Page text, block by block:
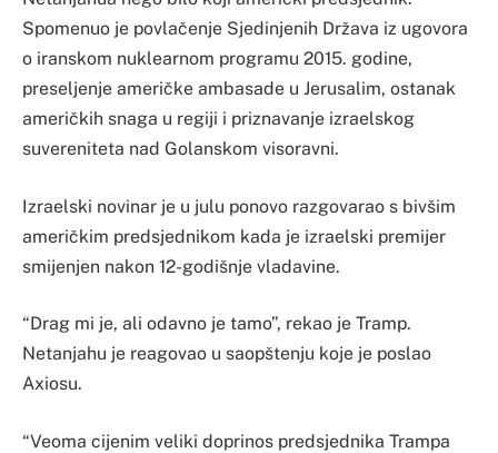
Spomenuo je povlačenje Sjedinjenih Država iz ugovora
o iranskom nuklearnom programu 2015. godine,
preseljenje američke ambasade u Jerusalim, ostanak
američkih snaga u regiji i priznavanje izraelskog
suvereniteta nad Golanskom visoravni.
Izraelski novinar je u julu ponovo razgovarao s bivšim
američkim predsjednikom kada je izraelski premijer
smijenjen nakon 12-godišnje vladavine.
“Drag mi je, ali odavno je tamo”, rekao je Tramp.
Netanjahu je reagovao u saopštenju koje je poslao
Axiosu.
“Veoma cijenim veliki doprinos predsjednika Trampa